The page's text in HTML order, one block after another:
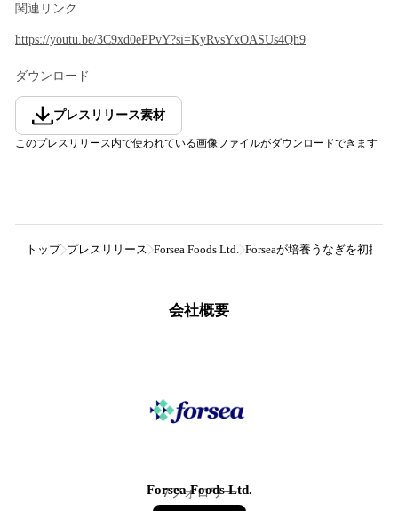
関連リンク
https://youtu.be/3C9xd0ePPvY?si=KyRvsYxOASUs4Qh9
ダウンロード
プレスリリース素材
このプレスリリース内で使われている画像ファイルがダウンロードできます
トップ プレスリリース Forsea Foods Ltd. Forseaが培養うなぎを初披
会社概要
Forsea Foods Ltd.
7フォロワー